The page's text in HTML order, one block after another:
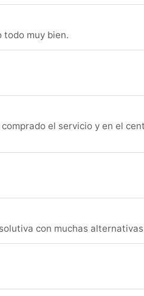
todo muy bien.
el servicio y en el
con muchas